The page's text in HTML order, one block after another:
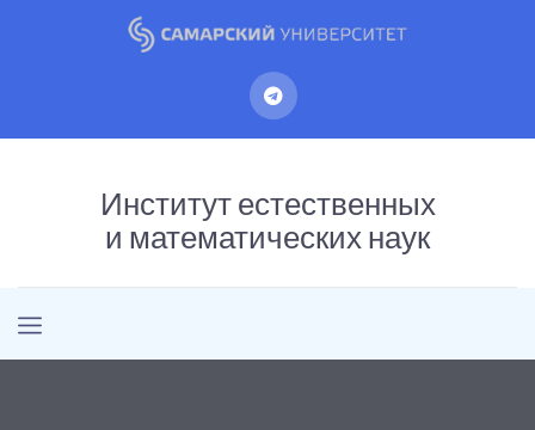
Институт естественных
и математических наук